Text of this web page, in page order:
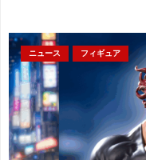
ニュース フィギュア